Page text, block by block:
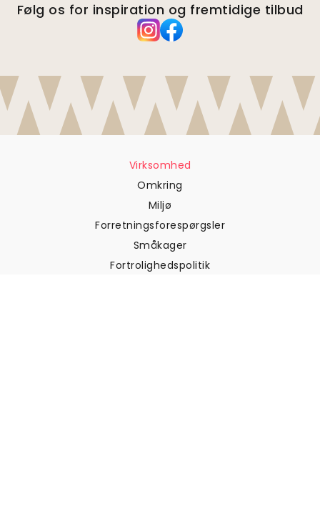
Følg os for inspiration og fremtidige tilbud
Virksomhed
Omkring
Miljø
Forretningsforespørgsler
Småkager
Fortrolighedspolitik